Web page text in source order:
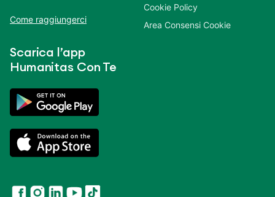
Come raggiungerci
Scarica l’app
Humanitas Con Te
Cookie Policy
Area Consensi Cookie